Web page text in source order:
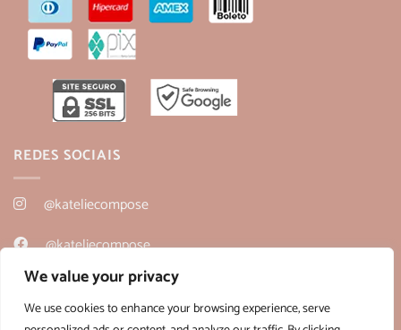
We value your privacy
We use cookies to enhance your browsing experience, serve
REDES SOCIAIS
@kateliecompose
@kateliecompose
@kateliecompose